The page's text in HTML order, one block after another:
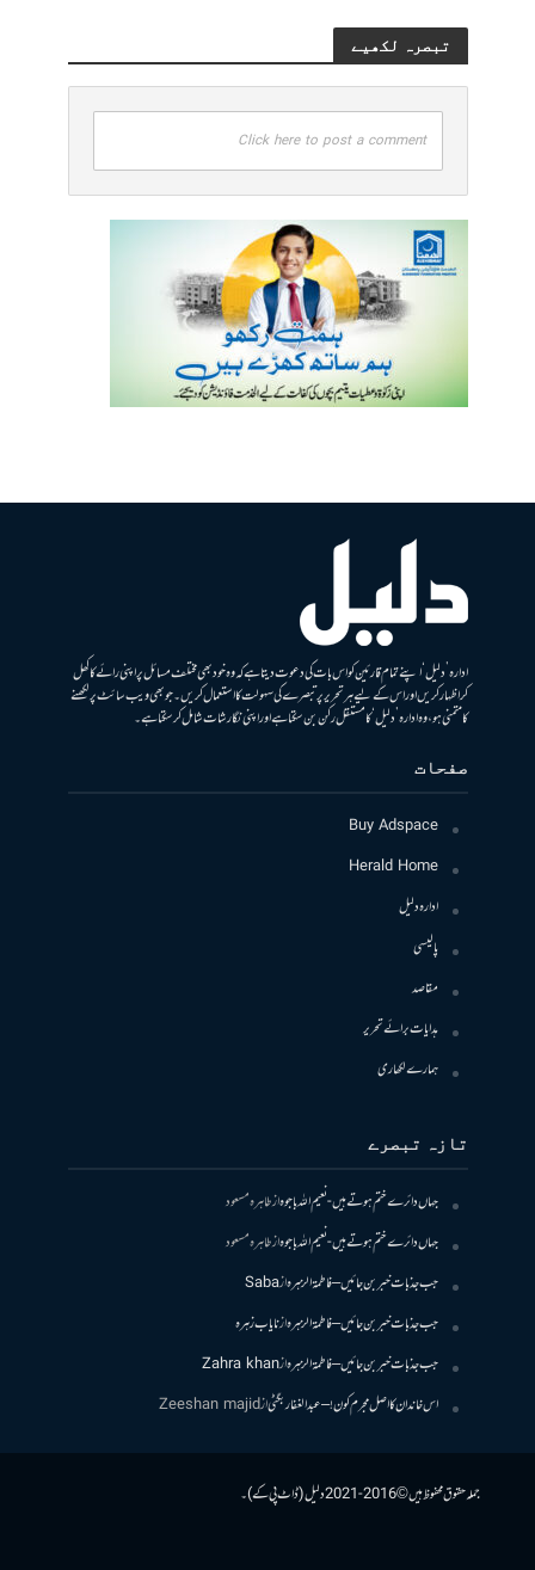
تبصرہ لکھیے
Click here to post a comment
ادارہ ’دلیل‘ اپنے تمام قارئین کو اس بات کی دعوت دیتا ہے کہ وہ خود بھی مختلف مسائل پر اپنی رائے کا کھل
کر اظہار کریں اور اس کے لیے ہر تحریر پر تبصرے کی سہولت کا استعمال کریں۔ جو بھی ویب سائٹ پر لکھنے
کا متمنی ہو، وہ ادارہ ’دلیل‘ کا مستقل رکن بن سکتا ہے اور اپنی نگارشات شامل کرسکتا ہے۔
صفحات
Buy Adspace
Herald Home
ادارہ دلیل
پالیسی
مقاصد
ہدایات برائے تحریر
ہمارے لکھاری
تازہ تبصرے
جہاں دائرے ختم ہوتے ہیں- نعیم اللہ باجوہازطاہرہ مسعود
جہاں دائرے ختم ہوتے ہیں- نعیم اللہ باجوہازطاہرہ مسعود
جب جذبات خبر بن جائیں – فاطمۃالزہرہازSaba
جب جذبات خبر بن جائیں – فاطمۃالزہرہازنایاب زہرہ
جب جذبات خبر بن جائیں – فاطمۃالزہرہازZahra khan
اس خاندان کا اصل مجرم کون! – عبدالغفار بگٹیازZeeshan majid
جملہ حقوق محفوظ ہیں © 2016-2021 دلیل (ڈاٹ پی کے)۔